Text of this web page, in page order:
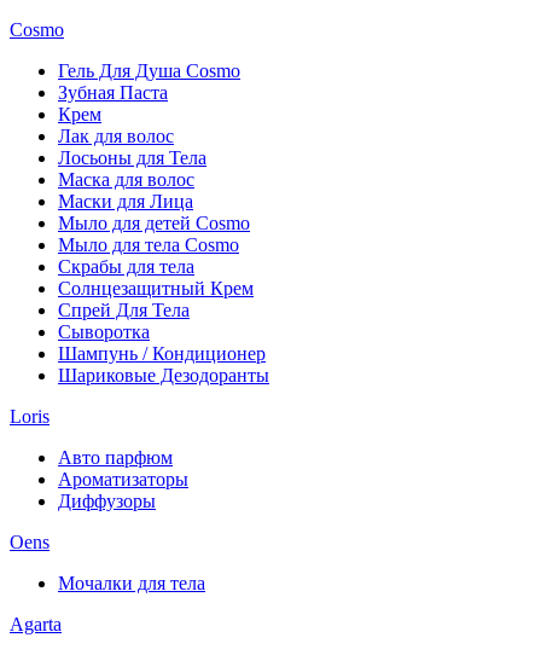
Cosmo
Гель Для Душа Cosmo
Зубная Паста
Крем
Лак для волос
Лосьоны для Тела
Маска для волос
Маски для Лица
Мыло для детей Cosmo
Мыло для тела Cosmo
Скрабы для тела
Солнцезащитный Крем
Спрей Для Тела
Сыворотка
Шампунь / Кондиционер
Шариковые Дезодоранты
Loris
Авто парфюм
Ароматизаторы
Диффузоры
Oens
Мочалки для тела
Agarta